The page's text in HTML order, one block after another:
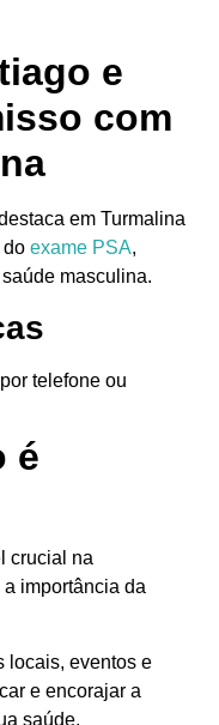
e
com
em Turmalina
do exame PSA,
masculina.
telefone ou
é
crucial na
importância da
locais, eventos e
e encorajar a
saúde.